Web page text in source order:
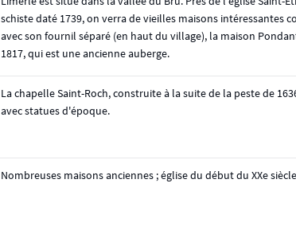
schiste daté 1739, on verra de vieilles maisons intéressantes
avec son fournil séparé (en haut du village), la maison
1817, qui est une ancienne auberge.
La chapelle Saint-Roch, construite à la suite de la peste de
avec statues d'époque.
Nombreuses maisons anciennes ; église du début du XXe